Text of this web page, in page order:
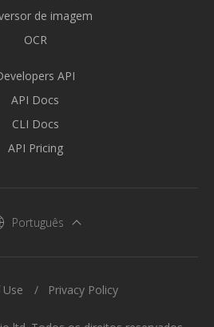
de imagem
OCR
API
API Docs
CLI Docs
API Pricing
Português
Privacy Policy